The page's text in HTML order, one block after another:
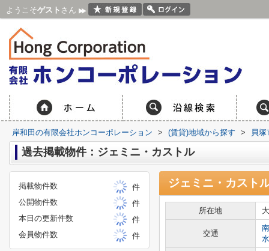
ようこそゲスト さん
岸和田の有限会社ホンコーポレーション > (賃貸)地域から探す > 貝塚
過去掲載物件：ジェミニ・カストル
ジェミニ・カスト
所在地
交通
掲載物件数
件
公開物件数
件
本日の更新件数
件
会員物件数
件